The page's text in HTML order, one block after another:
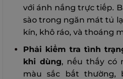
với ánh nắng trực tiếp.
sào trong ngăn mát tủ
kín, khô ráo, và thoáng
Phải kiểm tra tình
khi dùng, nếu thấy có
màu sắc bất thường,